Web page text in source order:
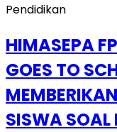
Pendidikan
HIMASEPA
GOES TO
SISWA